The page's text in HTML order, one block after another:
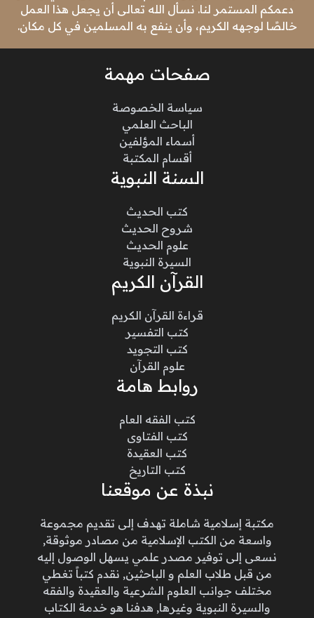
دعمكم المستمر لنا. نسأل الله تعالى أن يجعل هذا العمل
خالصًا لوجهه الكريم، وأن ينفع به المسلمين في كل مكان.
صفحات مهمة
سياسة الخصوصة
الباحث العلمي
أسماء المؤلفين
أقسام المكتبة
السنة النبوية
كتب الحديث
شروح الحديث
علوم الحديث
السيرة النبوية
القرآن الكريم
قراءة القرآن الكريم
كتب التفسير
كتب التجويد
علوم القرآن
روابط هامة
كتب الفقه العام
كتب الفتاوى
كتب العقيدة
كتب التاريخ
نبذة عن موقعنا
مكتبة إسلامية شاملة تهدف إلى تقديم مجموعة
واسعة من الكتب الإسلامية من مصادر موثوقة,
نسعى إلى توفير مصدر علمي يسهل الوصول إليه
من قبل طلاب العلم و الباحثين, نقدم كتباً تغطي
مختلف جوانب العلوم الشرعية والعقيدة والفقه
والسيرة النبوية وغيرها, هدفنا هو خدمة الكتاب